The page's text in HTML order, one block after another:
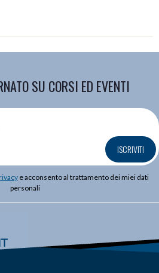
SU CORSI ED EVENTI
ISCRIVITI
e acconsento al trattamento dei miei dati
personali